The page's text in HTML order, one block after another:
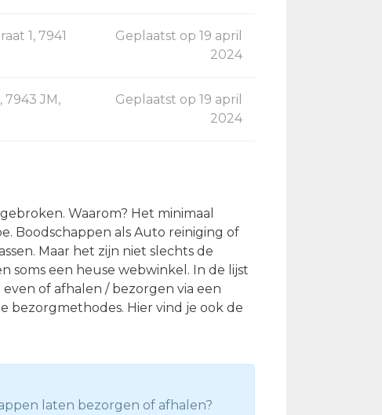
1, 7941
Geplaatst op 19 april
2024
7943 JM,
Geplaatst op 19 april
2024
Waarom? Het minimaal
Boodschappen als Auto reiniging of
Maar het zijn niet slechts de
soms een heuse webwinkel. In de lijst
of afhalen / bezorgen via een
bezorgmethodes. Hier vind je ook de
laten bezorgen of afhalen?